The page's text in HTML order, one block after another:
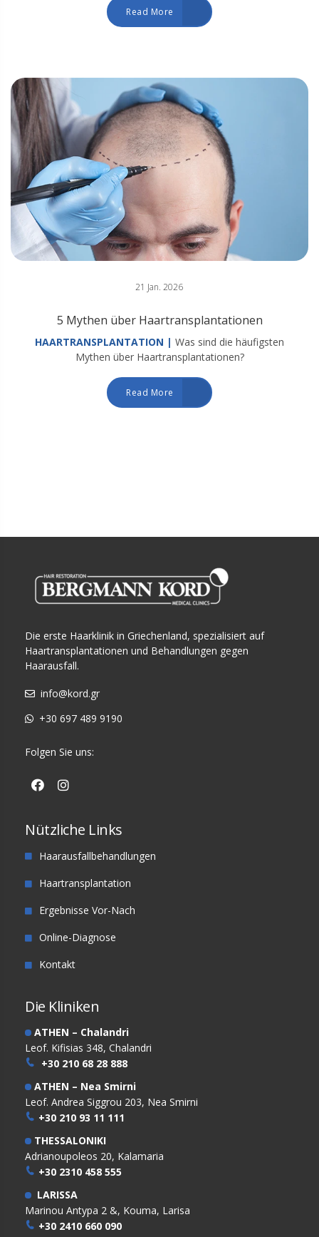
Read More
21 Jan. 2026
5 Mythen über Haartransplantationen
HAARTRANSPLANTATION | Was sind die häufigsten
Mythen über Haartransplantationen?
Read More
Die erste Haarklinik in Griechenland, spezialisiert auf
Haartransplantationen und Behandlungen gegen
Haarausfall.
info@kord.gr
+30 697 489 9190
Folgen Sie uns:
Nützliche Links
Haarausfallbehandlungen
Haartransplantation
Ergebnisse Vor-Nach
Online-Diagnose
Kontakt
Die Kliniken
ATHEN – Chalandri
Leof. Kifisias 348, Chalandri
+30 210 68 28 888
ATHEN – Nea Smirni
Leof. Andrea Siggrou 203, Nea Smirni
+30 210 93 11 111
THESSALONIKI
Adrianoupoleos 20, Kalamaria
+30 2310 458 555
LARISSA
Marinou Antypa 2 &, Kouma, Larisa
+30 2410 660 090